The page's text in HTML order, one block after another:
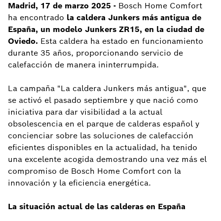
Madrid, 17 de marzo 2025 - Bosch Home Comfort
ha encontrado la caldera Junkers más antigua de
España, un modelo Junkers ZR15, en la ciudad de
Oviedo. Esta caldera ha estado en funcionamiento
durante 35 años, proporcionando servicio de
calefacción de manera ininterrumpida.
La campaña "La caldera Junkers más antigua", que
se activó el pasado septiembre y que nació como
iniciativa para dar visibilidad a la actual
obsolescencia en el parque de calderas español y
concienciar sobre las soluciones de calefacción
eficientes disponibles en la actualidad, ha tenido
una excelente acogida demostrando una vez más el
compromiso de Bosch Home Comfort con la
innovación y la eficiencia energética.
La situación actual de las calderas en España